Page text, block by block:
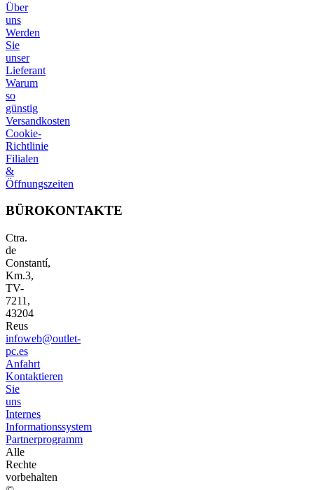
Über
uns
Werden
Sie
unser
Lieferant
Warum
so
günstig
Versandkosten
Cookie-
Richtlinie
Filialen
&
Öffnungszeiten
BÜROKONTAKTE
Ctra.
de
Constantí,
Km.3,
TV-
7211,
43204
Reus
infoweb@outlet-
pc.es
Anfahrt
Kontaktieren
Sie
uns
Internes
Informationssystem
Partnerprogramm
Alle
Rechte
vorbehalten